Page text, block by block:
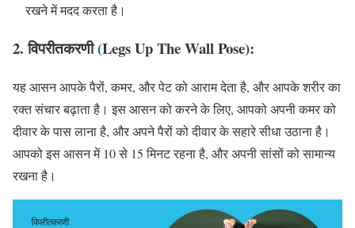
रखने में मदद करता है।
2. विपरीतकरणी(Legs Up The Wall Pose):
यह आसन आपके पैरों, कमर, और पेट को आराम देता है, और आपके शरीर का
रक्त संचार बढ़ाता है। इस आसन को करने के लिए, आपको अपनी कमर को
दीवार के पास लाना है, और अपने पैरों को दीवार के सहारे सीधा उठाना है।
आपको इस आसन में 10 से 15 मिनट रहना है, और अपनी सांसों को सामान्य
रखना है।